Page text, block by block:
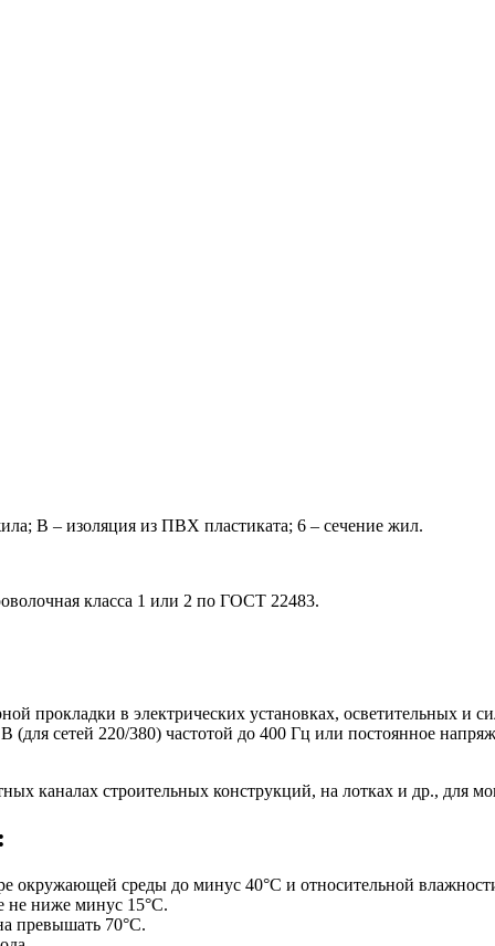
В – изоляция из ПВХ пластиката; 6 – сечение жил.
класса 1 или 2 по ГОСТ 22483.
прокладки в электрических установках, осветительных и
сетей 220/380) частотой до 400 Гц или постоянное
каналах строительных конструкций, на лотках и др., для
окружающей среды до минус 40°С и относительной
не ниже минус 15°С.
превышать 70°С.